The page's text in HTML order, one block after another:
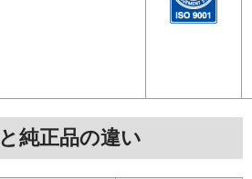
純正品の違い